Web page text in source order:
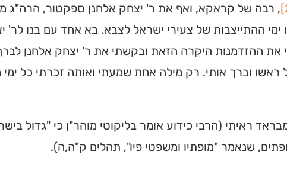
, רבה של קראקא, ואף את ר' יצחק אלחנן ספקטור, הרה"ג
ימי ההתייצבות של צעירי ישראל לצבא. בא אחד עם בנו לר'
את ההזדמנות היקרה הזאת ובקשתי את ר' יצחק אלחנן
וברך אותי. רק מילה אחת שמעתי ואותה זכרתי כל ימי
ראיתי (הרבי כידוע אומר בליקוטי מוהר"ן כי "גדול
שנאמר "מופתיו ומשפטי פיו", תהלים ק"ה,ה).